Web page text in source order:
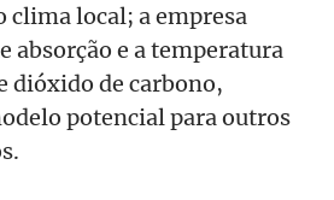
clima local; a empresa
absorção e a temperatura
dióxido de carbono,
potencial para outros